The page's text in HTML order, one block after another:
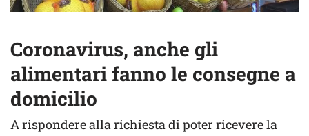
Coronavirus, anche gli
alimentari fanno le consegne a
domicilio
A rispondere alla richiesta di poter ricevere la